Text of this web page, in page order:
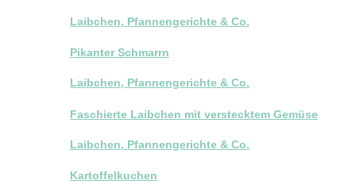
Laibchen, Pfannengerichte & Co.
Pikanter Schmarrn
Laibchen, Pfannengerichte & Co.
Faschierte Laibchen mit verstecktem Gemüse
Laibchen, Pfannengerichte & Co.
Kartoffelkuchen